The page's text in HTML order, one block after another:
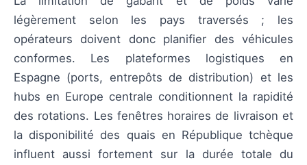
légèrement selon les pays traversés ; les
opérateurs doivent donc planifier des véhicules
conformes. Les plateformes logistiques en
Espagne (ports, entrepôts de distribution) et les
hubs en Europe centrale conditionnent la rapidité
des rotations. Les fenêtres horaires de livraison et
la disponibilité des quais en République tchèque
influent aussi fortement sur la durée totale du